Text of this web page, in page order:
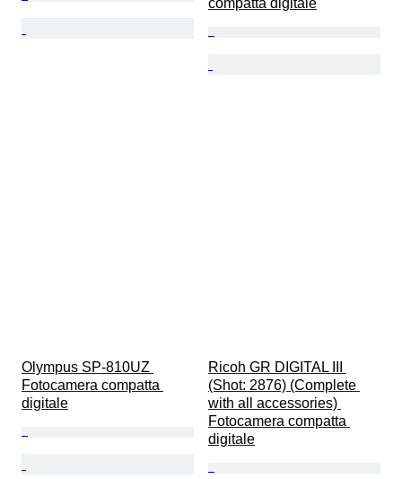
compatta digitale
Olympus SP-810UZ
Fotocamera compatta
digitale
Ricoh GR DIGITAL III
(Shot: 2876) (Complete
with all accessories)
Fotocamera compatta
digitale